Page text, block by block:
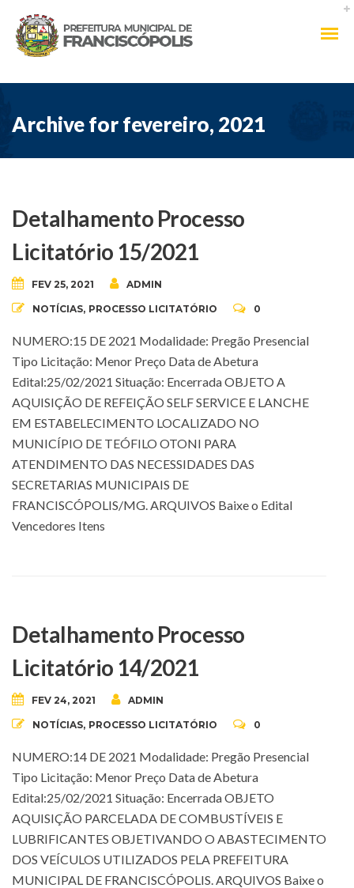
Archive for fevereiro, 2021
Detalhamento Processo
Licitatório 15/2021
FEV 25, 2021 ADMIN
NOTÍCIAS, PROCESSO LICITATÓRIO 0
NUMERO:15 DE 2021 Modalidade: Pregão Presencial
Tipo Licitação: Menor Preço Data de Abetura
Edital:25/02/2021 Situação: Encerrada OBJETO A
AQUISIÇÃO DE REFEIÇÃO SELF SERVICE E LANCHE
EM ESTABELECIMENTO LOCALIZADO NO
MUNICÍPIO DE TEÓFILO OTONI PARA
ATENDIMENTO DAS NECESSIDADES DAS
SECRETARIAS MUNICIPAIS DE
FRANCISCÓPOLIS/MG. ARQUIVOS Baixe o Edital
Vencedores Itens
Detalhamento Processo
Licitatório 14/2021
FEV 24, 2021 ADMIN
NOTÍCIAS, PROCESSO LICITATÓRIO 0
NUMERO:14 DE 2021 Modalidade: Pregão Presencial
Tipo Licitação: Menor Preço Data de Abetura
Edital:25/02/2021 Situação: Encerrada OBJETO
AQUISIÇÃO PARCELADA DE COMBUSTÍVEIS E
LUBRIFICANTES OBJETIVANDO O ABASTECIMENTO
DOS VEÍCULOS UTILIZADOS PELA PREFEITURA
MUNICIPAL DE FRANCISCÓPOLIS. ARQUIVOS Baixe o